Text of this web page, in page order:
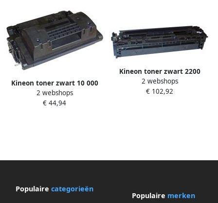
Kineon toner zwart 10 000
pagina&apos;s voor HP OEM:
CC364A
2 webshops
€ 44,94
Kineon toner zwart 2200
pagina&apos;s voor HP OEM:
CB540A
2 webshops
€ 102,92
Populaire categorieën
Populaire merken